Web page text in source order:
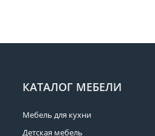
КАТАЛОГ МЕБЕЛИ
Мебель для кухни
Детская мебель